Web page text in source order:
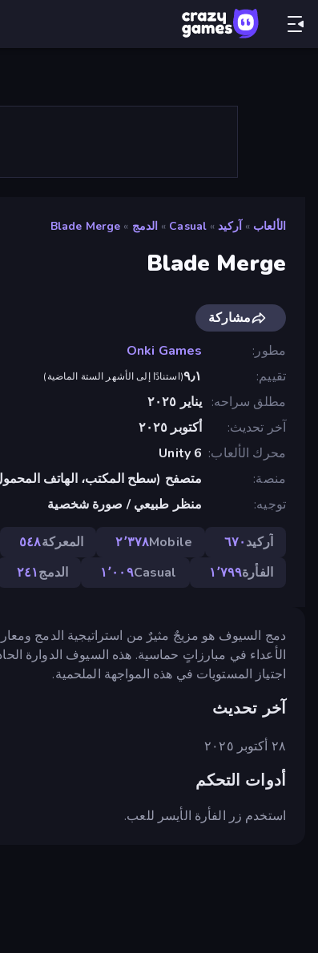
الألعاب » آركيد »
Casual
» الدمج »
Blade Merge
Blade Merge
مشاركة
مطور
Onki Games
تقييم
٩٫١(استنادًا إلى الأشهر الستة الماضية)
مطلق سراحه
يناير ٢٠٢٥
آخر تحديث
أكتوبر ٢٠٢٥
محرك الألعاب Unity 6
منصة
متصفح (سطح المكتب، الهاتف
توجيه
منظر طبيعي / صورة شخصية
آركيد٦٧٠ Mobile٢٬٣٧٨ المعركة٥٤٨
الفأرة١٬٧٩٩ Casual١٬٠٠٩ الدمج٢٤١
دمج السيوف هو مزيجٌ مثيرٌ من استراتيجية الدمج
الأعداء في مبارزاتٍ حماسية. هذه السيوف الدوارة
اجتياز المستويات في هذه المواجهة الملحمية.
آخر تحديث
٢٨ أكتوبر ٢٠٢٥
أدوات التحكم
استخدم زر الفأرة الأيسر للعب.